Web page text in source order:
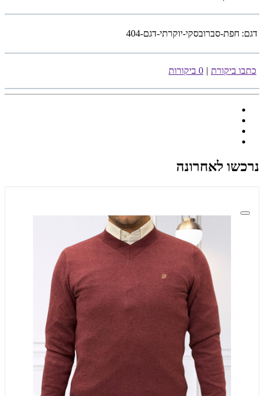
דגם: חפת-סברובסקי-יוקרתי-דגם-404
כתבו ביקורת | 0 ביקורות
נרכשו לאחרונה